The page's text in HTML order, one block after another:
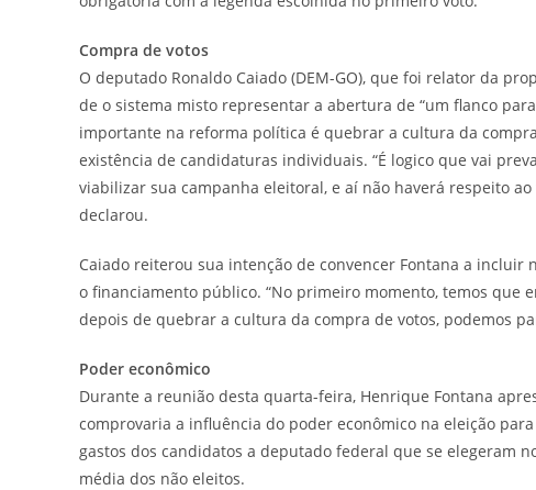
Compra de votos
O deputado Ronaldo Caiado (DEM-GO), que foi relator da
de o sistema misto representar a abertura de “um flanco
importante na reforma política é quebrar a cultura da
existência de candidaturas individuais. “É logico que vai
viabilizar sua campanha eleitoral, e aí não haverá respeito
declarou.
Caiado reiterou sua intenção de convencer Fontana a
o financiamento público. “No primeiro momento, temos que
depois de quebrar a cultura da compra de votos, podemos
Poder econômico
Durante a reunião desta quarta-feira, Henrique Fontana
comprovaria a influência do poder econômico na eleição
gastos dos candidatos a deputado federal que se elegeram
média dos não eleitos.